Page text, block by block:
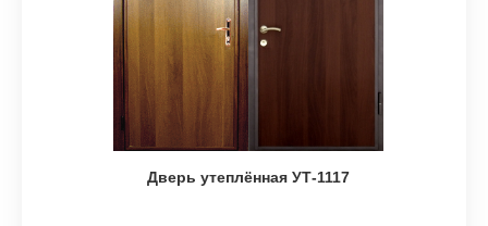
Дверь утеплённая УТ-1117